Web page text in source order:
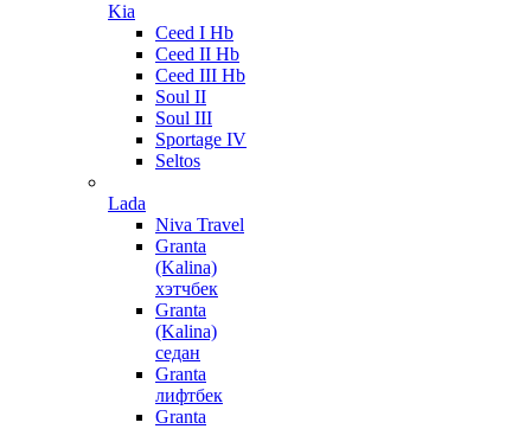
Kia
Ceed I Hb
Ceed II Hb
Ceed III Hb
Soul II
Soul III
Sportage IV
Seltos
Lada
Niva Travel
Granta
(Kalina)
хэтчбек
Granta
(Kalina)
седан
Granta
лифтбек
Granta